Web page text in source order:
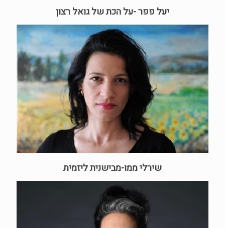
יעל פפר -על הכת של גואל רצון
שירלי ממו-מבישנית ליזמית